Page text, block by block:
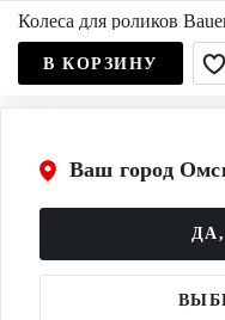
Ваш город
Колеса для роликов
В КОРЗИНУ